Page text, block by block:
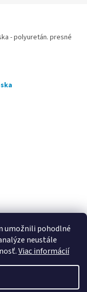
umožnili pohodlné
neustále
Viac informácií
- polyuretán. presné